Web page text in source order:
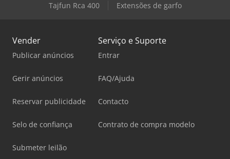
Tajfun Rca 400
Extensões de garfo
Vender
Publicar anúncios
Gerir anúncios
Reservar publicidade
Selo de confiança
Submeter leilão
Serviço e Suporte
Entrar
FAQ/Ajuda
Contacto
Contrato de compra modelo